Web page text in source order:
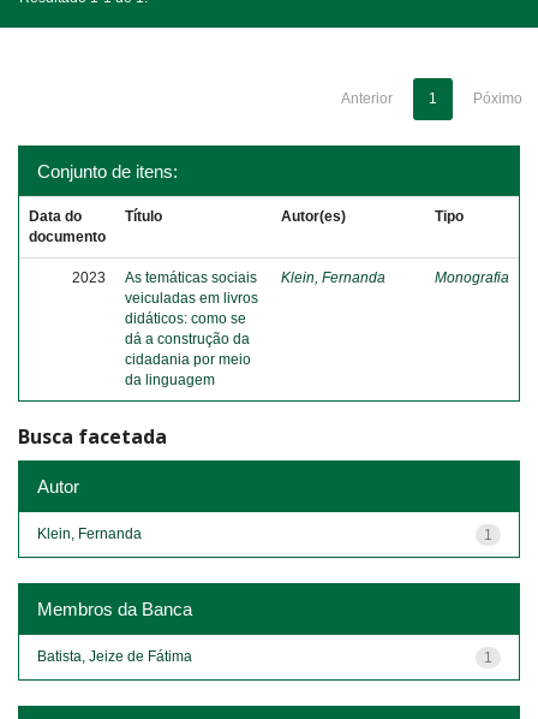
Anterior 1 Póximo
Conjunto de itens:
Data do
documento
Título Autor(es) Tipo
2023
As temáticas sociais
veiculadas em livros
didáticos: como se
dá a construção da
cidadania por meio
da linguagem
Klein, Fernanda Monografia
Busca facetada
Autor
1
Klein, Fernanda
Membros da Banca
1
Batista, Jeize de Fátima